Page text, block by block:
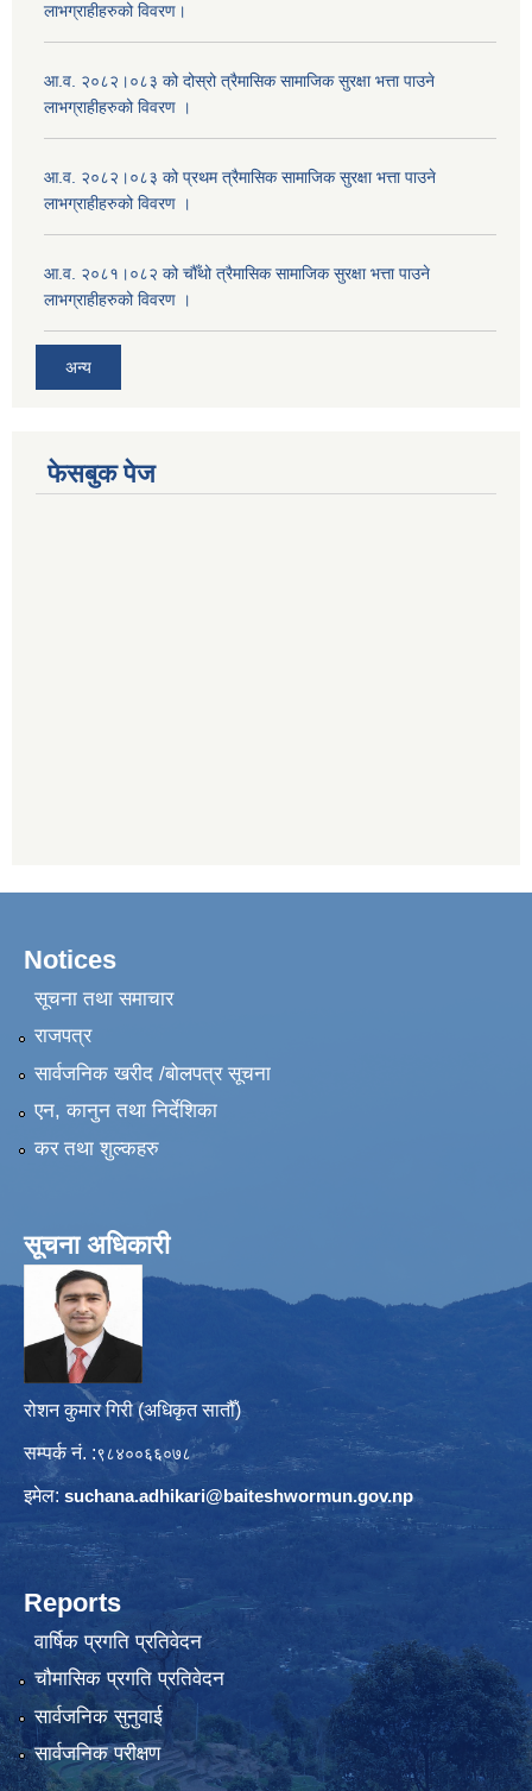
लाभग्राहीहरुको विवरण।
आ.व. २०८२।०८३ को दोस्रो त्रैमासिक सामाजिक सुरक्षा भत्ता पाउने
लाभग्राहीहरुको विवरण ।
आ.व. २०८२।०८३ को प्रथम त्रैमासिक सामाजिक सुरक्षा भत्ता पाउने
लाभग्राहीहरुको विवरण ।
आ.व. २०८१।०८२ को चौँथो त्रैमासिक सामाजिक सुरक्षा भत्ता पाउने
लाभग्राहीहरुको विवरण ।
अन्य
फेसबुक पेज
Notices
सूचना तथा समाचार
राजपत्र
सार्वजनिक खरीद /बोलपत्र सूचना
एन, कानुन तथा निर्देशिका
कर तथा शुल्कहरु
सूचना अधिकारी
रोशन कुमार गिरी (अधिकृत सातौँ)
सम्पर्क नं. :९८४००६६०७८
इमेल: suchana.adhikari@baiteshwormun.gov.np
Reports
वार्षिक प्रगति प्रतिवेदन
चौमासिक प्रगति प्रतिवेदन
सार्वजनिक सुनुवाई
सार्वजनिक परीक्षण